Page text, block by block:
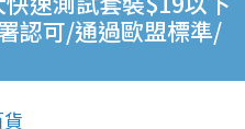
認可/通過歐盟標準/